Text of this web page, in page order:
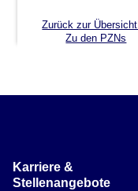
Zurück zur Übersicht
Zu den PZNs
Karriere &
Stellenangebote